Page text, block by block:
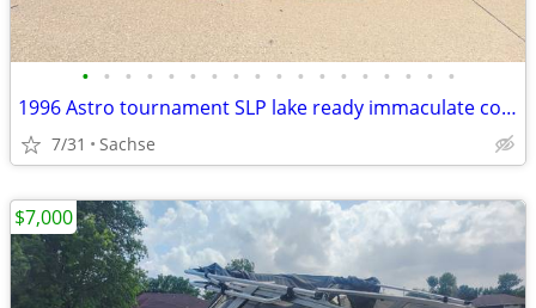
• • • • • • • • • • • • • • • • • •
1996 Astro tournament SLP lake ready immaculate condition low hours!
7/31 Sachse
$7,000